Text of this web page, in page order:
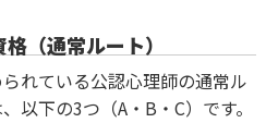
（通常ルート）
られている公認心理師の通常ル
以下の3つ（A・B・C）です。